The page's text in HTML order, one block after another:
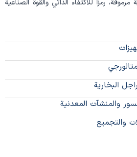
رمزاً للاكتفاء الذاتي والقوة الصناعية
البخارية
والمنشآت المعدنية
والتجميع